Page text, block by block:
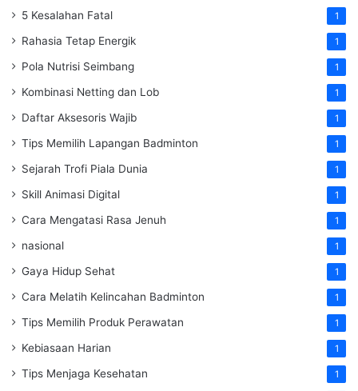
5 Kesalahan Fatal 1
Rahasia Tetap Energik 1
Pola Nutrisi Seimbang 1
Kombinasi Netting dan Lob 1
Daftar Aksesoris Wajib 1
Tips Memilih Lapangan Badminton 1
Sejarah Trofi Piala Dunia 1
Skill Animasi Digital 1
Cara Mengatasi Rasa Jenuh 1
nasional 1
Gaya Hidup Sehat 1
Cara Melatih Kelincahan Badminton 1
Tips Memilih Produk Perawatan 1
Kebiasaan Harian 1
Tips Menjaga Kesehatan 1